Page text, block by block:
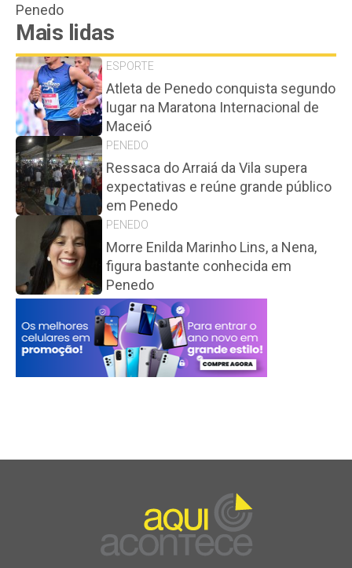
Penedo
Mais lidas
ESPORTE
Atleta de Penedo conquista segundo
lugar na Maratona Internacional de
Maceió
PENEDO
Ressaca do Arraiá da Vila supera
expectativas e reúne grande público
em Penedo
PENEDO
Morre Enilda Marinho Lins, a Nena,
figura bastante conhecida em
Penedo